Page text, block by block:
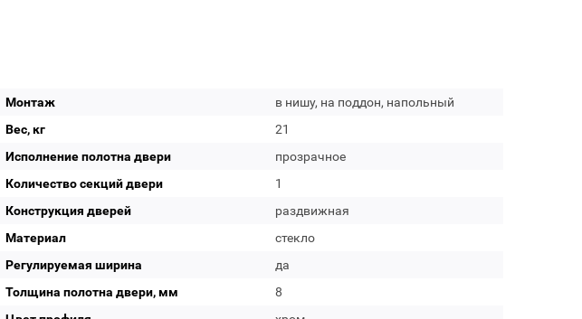
Монтаж
в нишу, на поддон, напольный
Вес, кг
21
Исполнение полотна двери
прозрачное
Количество секций двери
1
Конструкция дверей
раздвижная
Материал
стекло
Регулируемая ширина
да
Толщина полотна двери, мм
8